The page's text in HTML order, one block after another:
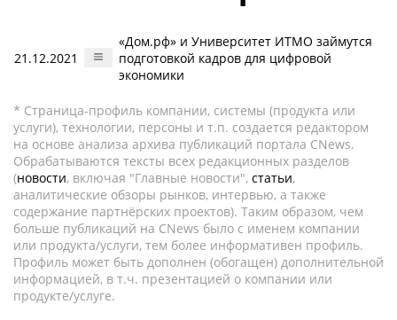
21.12.2021
«Дом.рф» и Университет ИТМО займутся
подготовкой кадров для цифровой
экономики
* Страница-профиль компании, системы (продукта или
услуги), технологии, персоны и т.п. создается редактором
на основе анализа архива публикаций портала CNews.
Обрабатываются тексты всех редакционных разделов
(новости, включая "Главные новости", статьи,
аналитические обзоры рынков, интервью, а также
содержание партнёрских проектов). Таким образом, чем
больше публикаций на CNews было с именем компании
или продукта/услуги, тем более информативен профиль.
Профиль может быть дополнен (обогащен) дополнительной
информацией, в т.ч. презентацией о компании или
продукте/услуге.